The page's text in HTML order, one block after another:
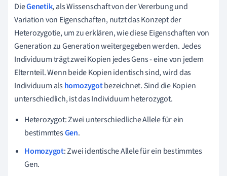
DieGenetik, als Wissenschaft von der Vererbung und
Variation von Eigenschaften, nutzt das Konzept der
Heterozygotie, um zu erklären, wie diese Eigenschaften von
Generation zu Generation weitergegeben werden. Jedes
Individuum trägt zwei Kopien jedes Gens - eine von jedem
Elternteil. Wenn beide Kopien identisch sind, wird das
Individuum alshomozygotbezeichnet. Sind die Kopien
unterschiedlich, ist das Individuum heterozygot.
Heterozygot: Zwei unterschiedliche Allele für ein
bestimmtesGen.
Homozygot: Zwei identische Allele für ein bestimmtes
Gen.